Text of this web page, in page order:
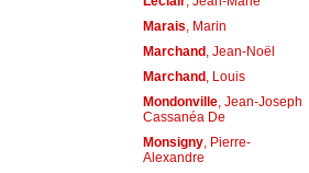
Marais , Marin
Marchand, Jean-Noël
Marchand, Louis
Mondonville, Jean-Joseph
Cassanéa De
Monsigny, Pierre-
Alexandre